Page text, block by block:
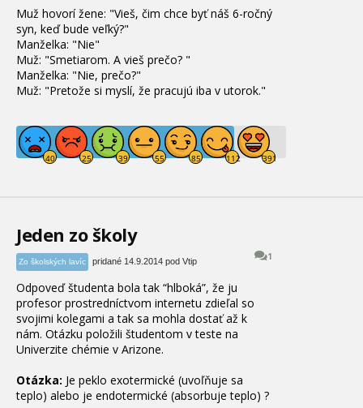
Muž hovorí žene: "Vieš, čim chce byť náš 6-ročný
syn, keď bude veľký?"
Manželka: "Nie"
Muž: "Smetiarom. A vieš prečo? "
Manželka: "Nie, prečo?"
Muž: "Pretože si myslí, že pracujú iba v utorok."
Jeden zo školy
1
Zo školských lavíc pridané 14.9.2014 pod Vtip
Odpoveď študenta bola tak “hlboká”, že ju
profesor prostredníctvom internetu zdieľal so
svojimi kolegami a tak sa mohla dostať až k
nám. Otázku položili študentom v teste na
Univerzite chémie v Arizone.
Otázka: Je peklo exotermické (uvoľňuje sa
teplo) alebo je endotermické (absorbuje teplo) ?